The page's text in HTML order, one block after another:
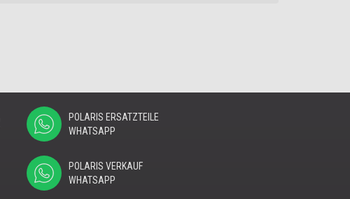
POLARIS ERSATZTEILE
WHATSAPP
POLARIS VERKAUF
WHATSAPP